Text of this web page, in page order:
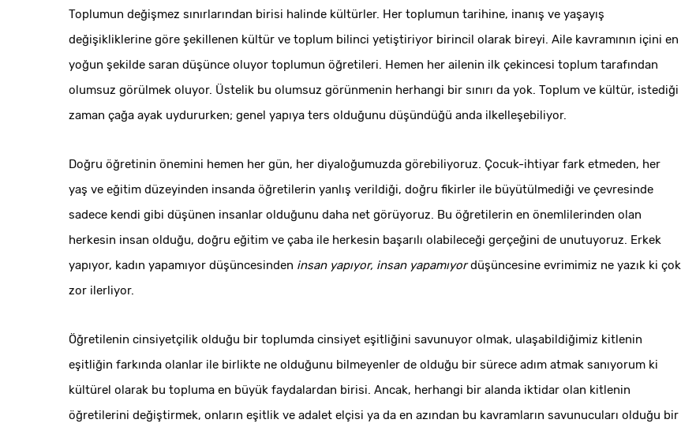
Toplumun değişmez sınırlarından birisi halinde kültürler. Her toplumun tarihine, inanış ve yaşayış
değişikliklerine göre şekillenen kültür ve toplum bilinci yetiştiriyor birincil olarak bireyi. Aile kavramının içini en
yoğun şekilde saran düşünce oluyor toplumun öğretileri. Hemen her ailenin ilk çekincesi toplum tarafından
olumsuz görülmek oluyor. Üstelik bu olumsuz görünmenin herhangi bir sınırı da yok. Toplum ve kültür, istediği
zaman çağa ayak uydururken; genel yapıya ters olduğunu düşündüğü anda ilkelleşebiliyor.
Doğru öğretinin önemini hemen her gün, her diyaloğumuzda görebiliyoruz. Çocuk-ihtiyar fark etmeden, her
yaş ve eğitim düzeyinden insanda öğretilerin yanlış verildiği, doğru fikirler ile büyütülmediği ve çevresinde
sadece kendi gibi düşünen insanlar olduğunu daha net görüyoruz. Bu öğretilerin en önemlilerinden olan
herkesin insan olduğu, doğru eğitim ve çaba ile herkesin başarılı olabileceği gerçeğini de unutuyoruz. Erkek
yapıyor, kadın yapamıyor düşüncesinden insan yapıyor, insan yapamıyordüşüncesine evrimimiz ne yazık ki çok
zor ilerliyor.
Öğretilenin cinsiyetçilik olduğu bir toplumda cinsiyet eşitliğini savunuyor olmak, ulaşabildiğimiz kitlenin
eşitliğin farkında olanlar ile birlikte ne olduğunu bilmeyenler de olduğu bir sürece adım atmak sanıyorum ki
kültürel olarak bu topluma en büyük faydalardan birisi. Ancak, herhangi bir alanda iktidar olan kitlenin
öğretilerini değiştirmek, onların eşitlik ve adalet elçisi ya da en azından bu kavramların savunucuları olduğu bir